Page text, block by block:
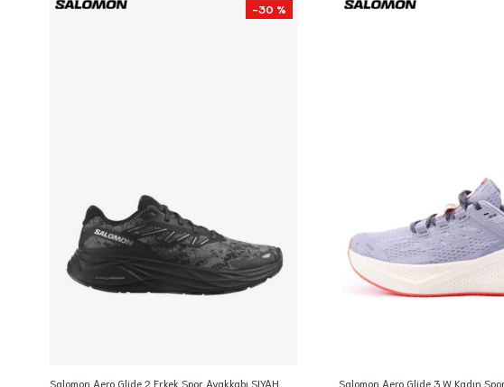
-30 %
Salomon Aero Glide 2 Erkek Spor Ayakkabı SIYAH Salomon Aero Glide 3 W Kadın